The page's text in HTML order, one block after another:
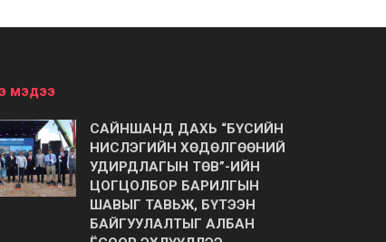
мэдээ
САЙНШАНД ДАХЬ “БҮСИЙН
НИСЛЭГИЙН ХӨДӨЛГӨӨНИЙ
УДИРДЛАГЫН ТӨВ”-ИЙН
ЦОГЦОЛБОР БАРИЛГЫН
ШАВЫГ ТАВЬЖ, БҮТЭЭН
БАЙГУУЛАЛТЫГ АЛБАН